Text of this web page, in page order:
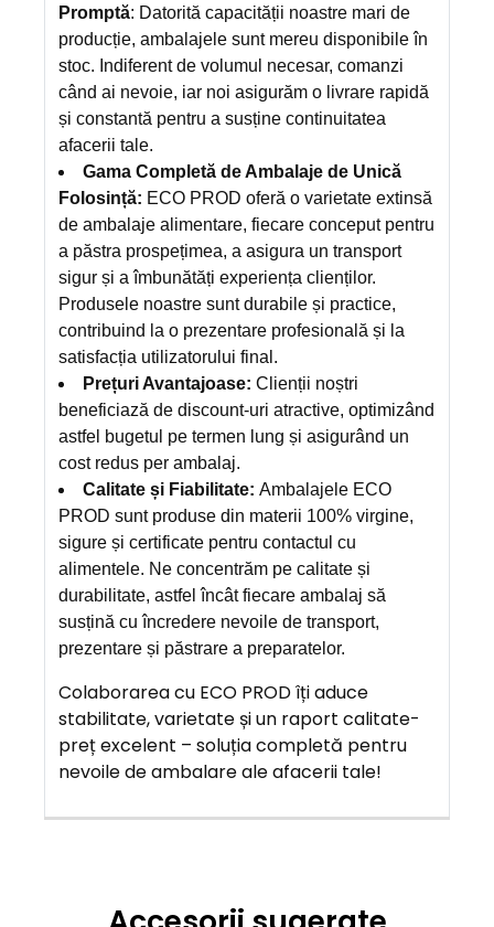
Promptă: Datorită capacității noastre mari de
producție, ambalajele sunt mereu disponibile în
stoc. Indiferent de volumul necesar, comanzi
când ai nevoie, iar noi asigurăm o livrare rapidă
și constantă pentru a susține continuitatea
afacerii tale.
Gama Completă de Ambalaje de Unică
Folosință: ECO PROD oferă o varietate extinsă
de ambalaje alimentare, fiecare conceput pentru
a păstra prospețimea, a asigura un transport
sigur și a îmbunătăți experiența clienților.
Produsele noastre sunt durabile și practice,
contribuind la o prezentare profesională și la
satisfacția utilizatorului final.
Prețuri Avantajoase: Clienții noștri
beneficiază de discount-uri atractive, optimizând
astfel bugetul pe termen lung și asigurând un
cost redus per ambalaj.
Calitate și Fiabilitate: Ambalajele ECO
PROD sunt produse din materii 100% virgine,
sigure și certificate pentru contactul cu
alimentele. Ne concentrăm pe calitate și
durabilitate, astfel încât fiecare ambalaj să
susțină cu încredere nevoile de transport,
prezentare și păstrare a preparatelor.
Colaborarea cu ECO PROD îți aduce
stabilitate, varietate și un raport calitate-
preț excelent – soluția completă pentru
nevoile de ambalare ale afacerii tale!